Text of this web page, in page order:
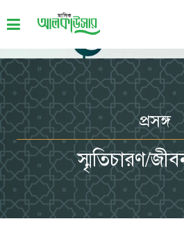
প্রসঙ্গ
স্মৃতিচারণ/